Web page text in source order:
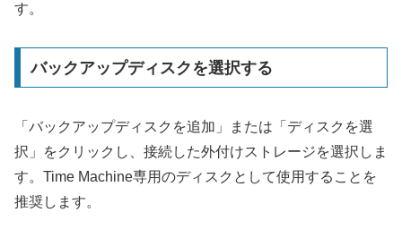
す。
バックアップディスクを選択する
「バックアップディスクを追加」または「ディスクを選
択」をクリックし、接続した外付けストレージを選択しま
す。Time Machine専用のディスクとして使用することを
推奨します。